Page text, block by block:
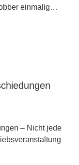
einmalig…
– Nicht jede